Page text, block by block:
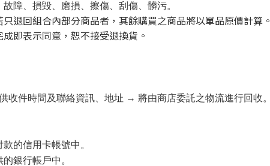
障、損毀、磨損、擦傷、刮傷、髒污。
退回組合內部分商品者，其餘購買之商品將以單品原價計算。
即表示同意，恕不接受退換貨。
件時間及聯絡資訊、地址 → 將由商店委託之物流進行回收。
的信用卡帳號中。
銀行帳戶中。